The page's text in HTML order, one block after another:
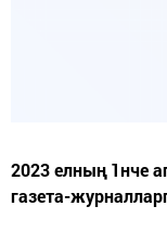
2023 елның 1нче
газета-